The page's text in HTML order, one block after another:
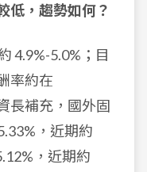
低，趨勢如何？
4.9%-5.0%；目
率約在
長補充，國外固
，近期約
，近期約